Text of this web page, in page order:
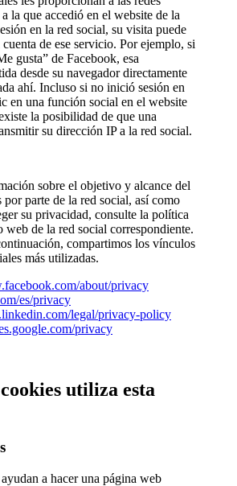
la que accedió en el website de la
en la red social, su visita puede
de ese servicio. Por ejemplo, si
gusta” de Facebook, esa
desde su navegador directamente
ahí. Incluso si no inició sesión en
en una función social en el website
la posibilidad de que una
su dirección IP a la red social.
sobre el objetivo y alcance del
por parte de la red social, así como
su privacidad, consulte la política
web de la red social correspondiente.
compartimos los vínculos
más utilizadas.
about/privacy
es/privacy
legal/privacy-policy
privacy
utiliza esta
a hacer una página web